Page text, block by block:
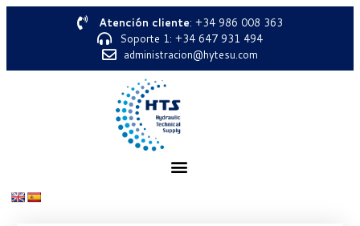
Atención cliente: +34 986 008 363
Soporte 1: +34 647 931 494
administracion@hytesu.com